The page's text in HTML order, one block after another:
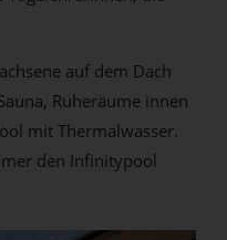
auf dem Dach
Ruheräume innen
mit Thermalwasser.
den Infinitypool